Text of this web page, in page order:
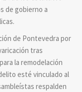
de gobierno a
de Pontevedra por
tras
la remodelación
esté vinculado al
respalden